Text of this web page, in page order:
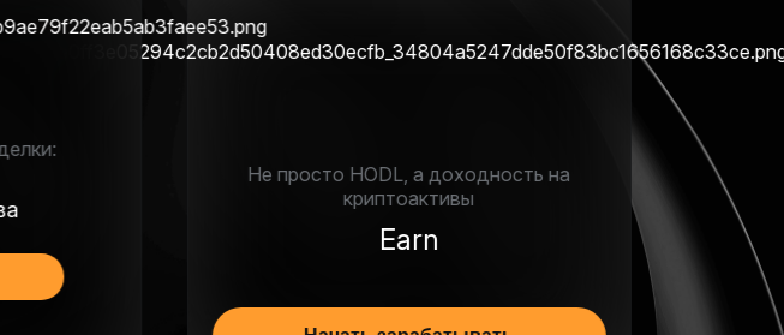
Узнайте, как покупать, продавать и
торговать криптовалютой на Bybit
Торговля на споте
Изучить спот
на